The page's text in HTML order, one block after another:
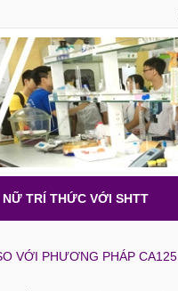
NỮ TRÍ THỨC VỚI SHTT
VỚI PHƯƠNG PHÁP CA125